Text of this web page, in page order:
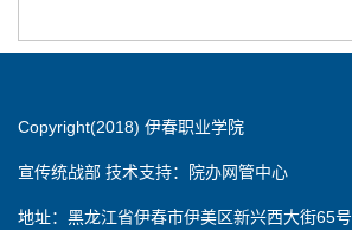
Copyright(2018) 伊春职业学院
宣传统战部 技术支持：院办网管中心
地址：黑龙江省伊春市伊美区新兴西大街65号